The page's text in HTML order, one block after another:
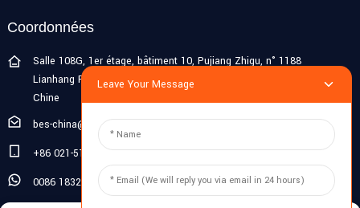
Coordonnées
Salle 108G, 1er étage, bâtiment 10, Pujiang Zhigu, n° 1188
Lianhang Road, ville de Pujiang, district de Minhang, Shanghai,
Chine
bes-china@besdeconcrete.com
+86 021-51692846
0086 18321330829
Leave Your Message